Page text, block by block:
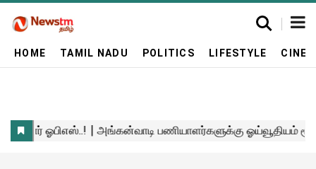
HOME TAMIL NADU POLITICS LIFESTYLE